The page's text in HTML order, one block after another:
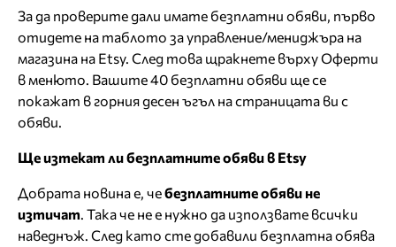
За да проверите дали имате безплатни обяви, първо
отидете на таблото за управление/мениджъра на
магазина на Etsy. След това щракнете върху Оферти
в менюто. Вашите 40 безплатни обяви ще се
покажат в горния десен ъгъл на страницата ви с
обяви.
Ще изтекат ли безплатните обяви в Etsy
Добрата новина е, чебезплатните обяви не
изтичат. Така че не е нужно да използвате всички
наведнъж. След като сте добавили безплатна обява